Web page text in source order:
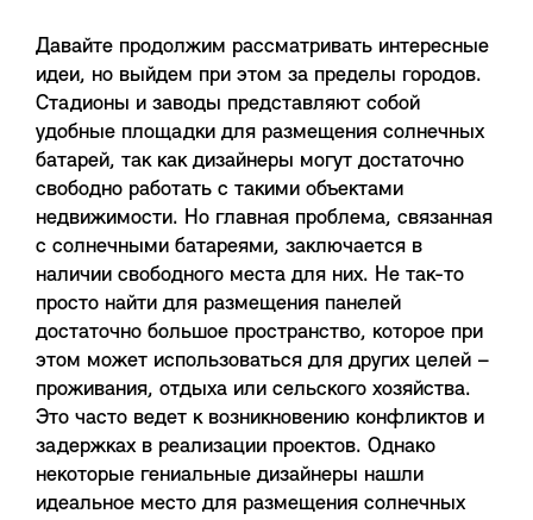
Давайте продолжим рассматривать интересные
идеи, но выйдем при этом за пределы городов.
Стадионы и заводы представляют собой
удобные площадки для размещения солнечных
батарей, так как дизайнеры могут достаточно
свободно работать с такими объектами
недвижимости. Но главная проблема, связанная
с солнечными батареями, заключается в
наличии свободного места для них. Не так-то
просто найти для размещения панелей
достаточно большое пространство, которое при
этом может использоваться для других целей –
проживания, отдыха или сельского хозяйства.
Это часто ведет к возникновению конфликтов и
задержках в реализации проектов. Однако
некоторые гениальные дизайнеры нашли
идеальное место для размещения солнечных